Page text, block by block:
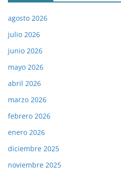
agosto 2026
julio 2026
junio 2026
mayo 2026
abril 2026
marzo 2026
febrero 2026
enero 2026
diciembre 2025
noviembre 2025